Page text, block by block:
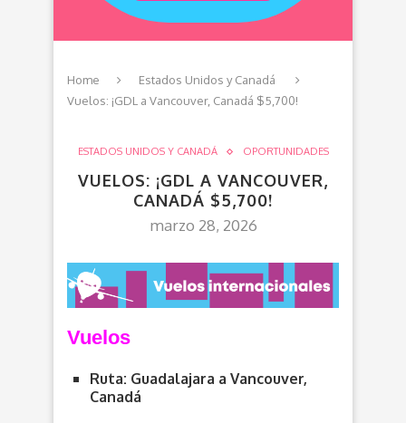
Home
Estados Unidos y Canadá
Vuelos: ¡GDL a Vancouver, Canadá $5,700!
ESTADOS UNIDOS Y CANADÁ OPORTUNIDADES
VUELOS: ¡GDL A VANCOUVER,
CANADÁ $5,700!
marzo 28, 2026
Vuelos
Ruta: Guadalajara a Vancouver,
Canadá